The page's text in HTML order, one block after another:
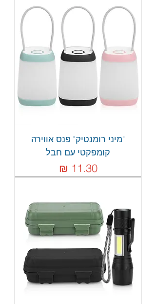
"מיני רומנטיק" פנס אווירה
קומפקטי עם חבל
מחיר‏11.30 ‏₪